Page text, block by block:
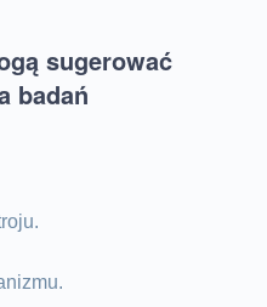
sugerować
badań